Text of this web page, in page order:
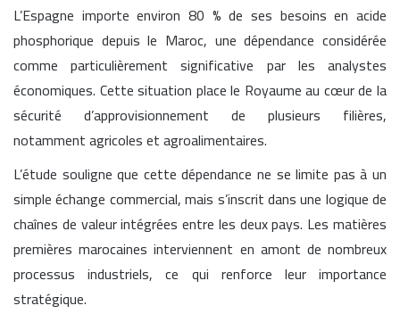
L’Espagne importe environ 80 % de ses besoins en acide
phosphorique depuis le Maroc, une dépendance considérée
comme particulièrement significative par les analystes
économiques. Cette situation place le Royaume au cœur de la
sécurité d’approvisionnement de plusieurs filières,
notamment agricoles et agroalimentaires.
L’étude souligne que cette dépendance ne se limite pas à un
simple échange commercial, mais s’inscrit dans une logique de
chaînes de valeur intégrées entre les deux pays. Les matières
premières marocaines interviennent en amont de nombreux
processus industriels, ce qui renforce leur importance
stratégique.